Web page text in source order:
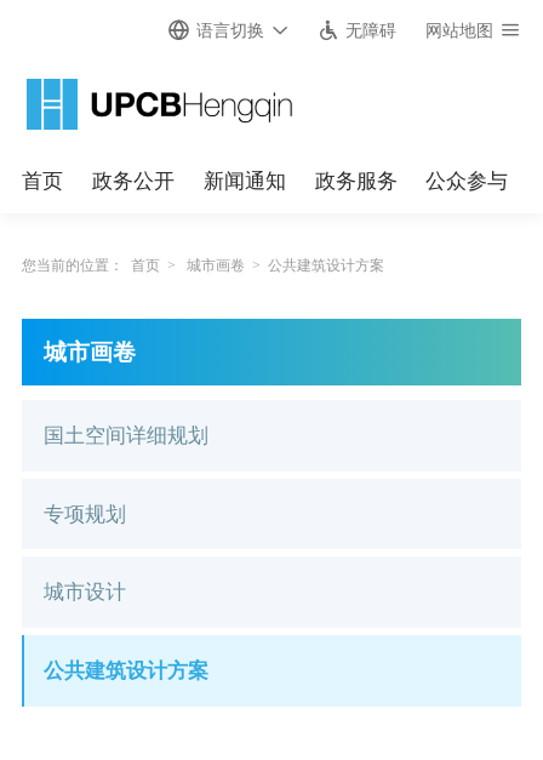
语言切换 无障碍 网站地图
首页 政务公开 新闻通知 政务服务 公众参与
您当前的位置： 首页 > 城市画卷 > 公共建筑设计方案
城市画卷
国土空间详细规划
专项规划
城市设计
公共建筑设计方案